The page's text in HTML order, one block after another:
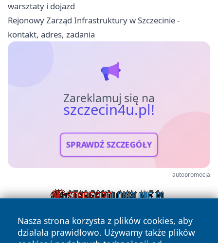
warsztaty i dojazd
Rejonowy Zarząd Infrastruktury w Szczecinie -
kontakt, adres, zadania
Zareklamuj się na
szczecin4u.pl!
SPRAWDŹ SZCZEGÓŁY
autopromocja
Nasza strona korzysta z plików cookies, aby
działała prawidłowo. Używamy także plików